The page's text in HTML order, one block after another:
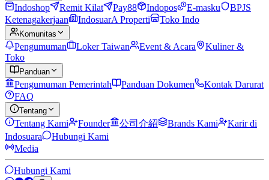
Indoshop Remit Kilat Pay88 Indopos E-masku
BPJS
Ketenagakerjaan
IndosuarA Properti Toko Indo
Komunitas
Pengumuman Loker Taiwan Event & Acara
Kuliner &
Toko
Panduan
Pengumuman Pemerintah Panduan Dokumen
Kontak Darurat
FAQ
Tentang
Tentang Kami Founder 公司介紹 Brands Kami
Karir di
Indosuara
Hubungi Kami
Media
Hubungi Kami